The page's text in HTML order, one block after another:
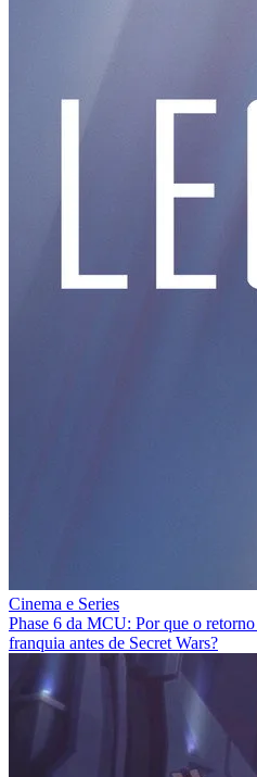
Cinema e Series
Phase 6 da MCU: Por que o
franquia antes de Secret Wars?